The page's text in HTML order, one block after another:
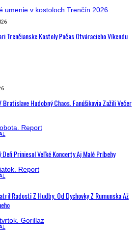
Trenčianske Kostoly Počas Otváracieho Víkendu
Hudobný Chaos. Fanúšikovia Zažili Večer
Priniesol Veľké Koncerty Aj Malé Príbehy
Radosti Z Hudby. Od Dychovky Z Rumunska Až